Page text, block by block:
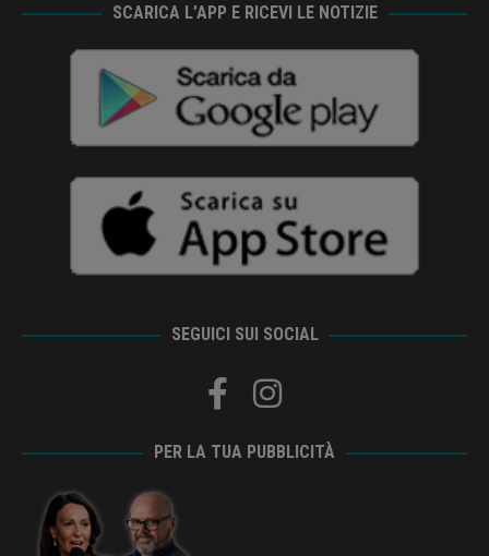
SCARICA L’APP E RICEVI LE NOTIZIE
SEGUICI SUI SOCIAL
PER LA TUA PUBBLICITÀ